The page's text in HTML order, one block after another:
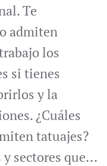
Te
admiten
los
si tienes
y la
¿Cuáles
tatuajes?
sectores que...